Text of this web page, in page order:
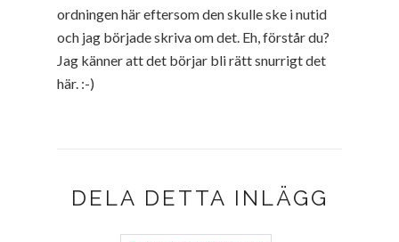
ordningen här eftersom den skulle ske i nutid
och jag började skriva om det. Eh , förstår du?
Jag känner att det börjar bli rättsnurrigtdet
här. :-)
DELA DETTA INLÄGG